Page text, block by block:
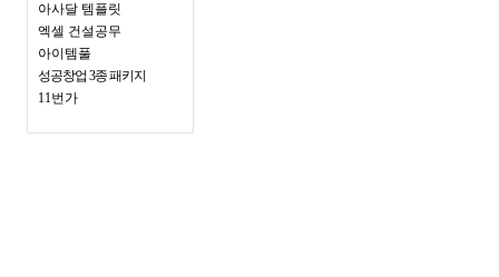
아사달 템플릿
엑셀 건설공무
아이템풀
성공창업 3종 패키지
11번가